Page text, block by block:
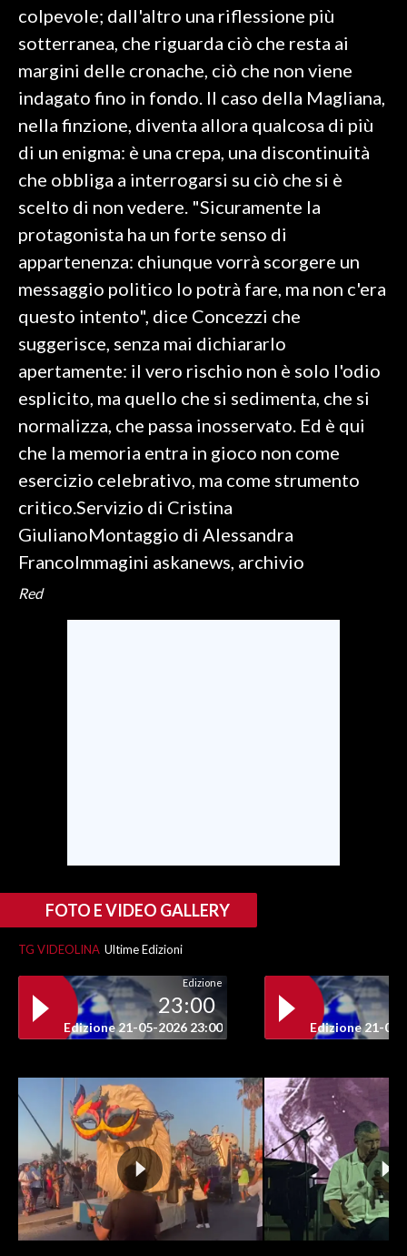
colpevole; dall'altro una riflessione più
sotterranea, che riguarda ciò che resta ai
margini delle cronache, ciò che non viene
indagato fino in fondo. Il caso della Magliana,
nella finzione, diventa allora qualcosa di più
di un enigma: è una crepa, una discontinuità
che obbliga a interrogarsi su ciò che si è
scelto di non vedere. "Sicuramente la
protagonista ha un forte senso di
appartenenza: chiunque vorrà scorgere un
messaggio politico lo potrà fare, ma non c'era
questo intento", dice Concezzi che
suggerisce, senza mai dichiararlo
apertamente: il vero rischio non è solo l'odio
esplicito, ma quello che si sedimenta, che si
normalizza, che passa inosservato. Ed è qui
che la memoria entra in gioco non come
esercizio celebrativo, ma come strumento
critico.Servizio di Cristina
GiulianoMontaggio di Alessandra
FrancoImmagini askanews, archivio
Red
FOTO E VIDEO GALLERY
TG VIDEOLINA Ultime Edizioni
Edizione
23:00
Edizione 21-05-2026 23:00 Edizione 21-05-